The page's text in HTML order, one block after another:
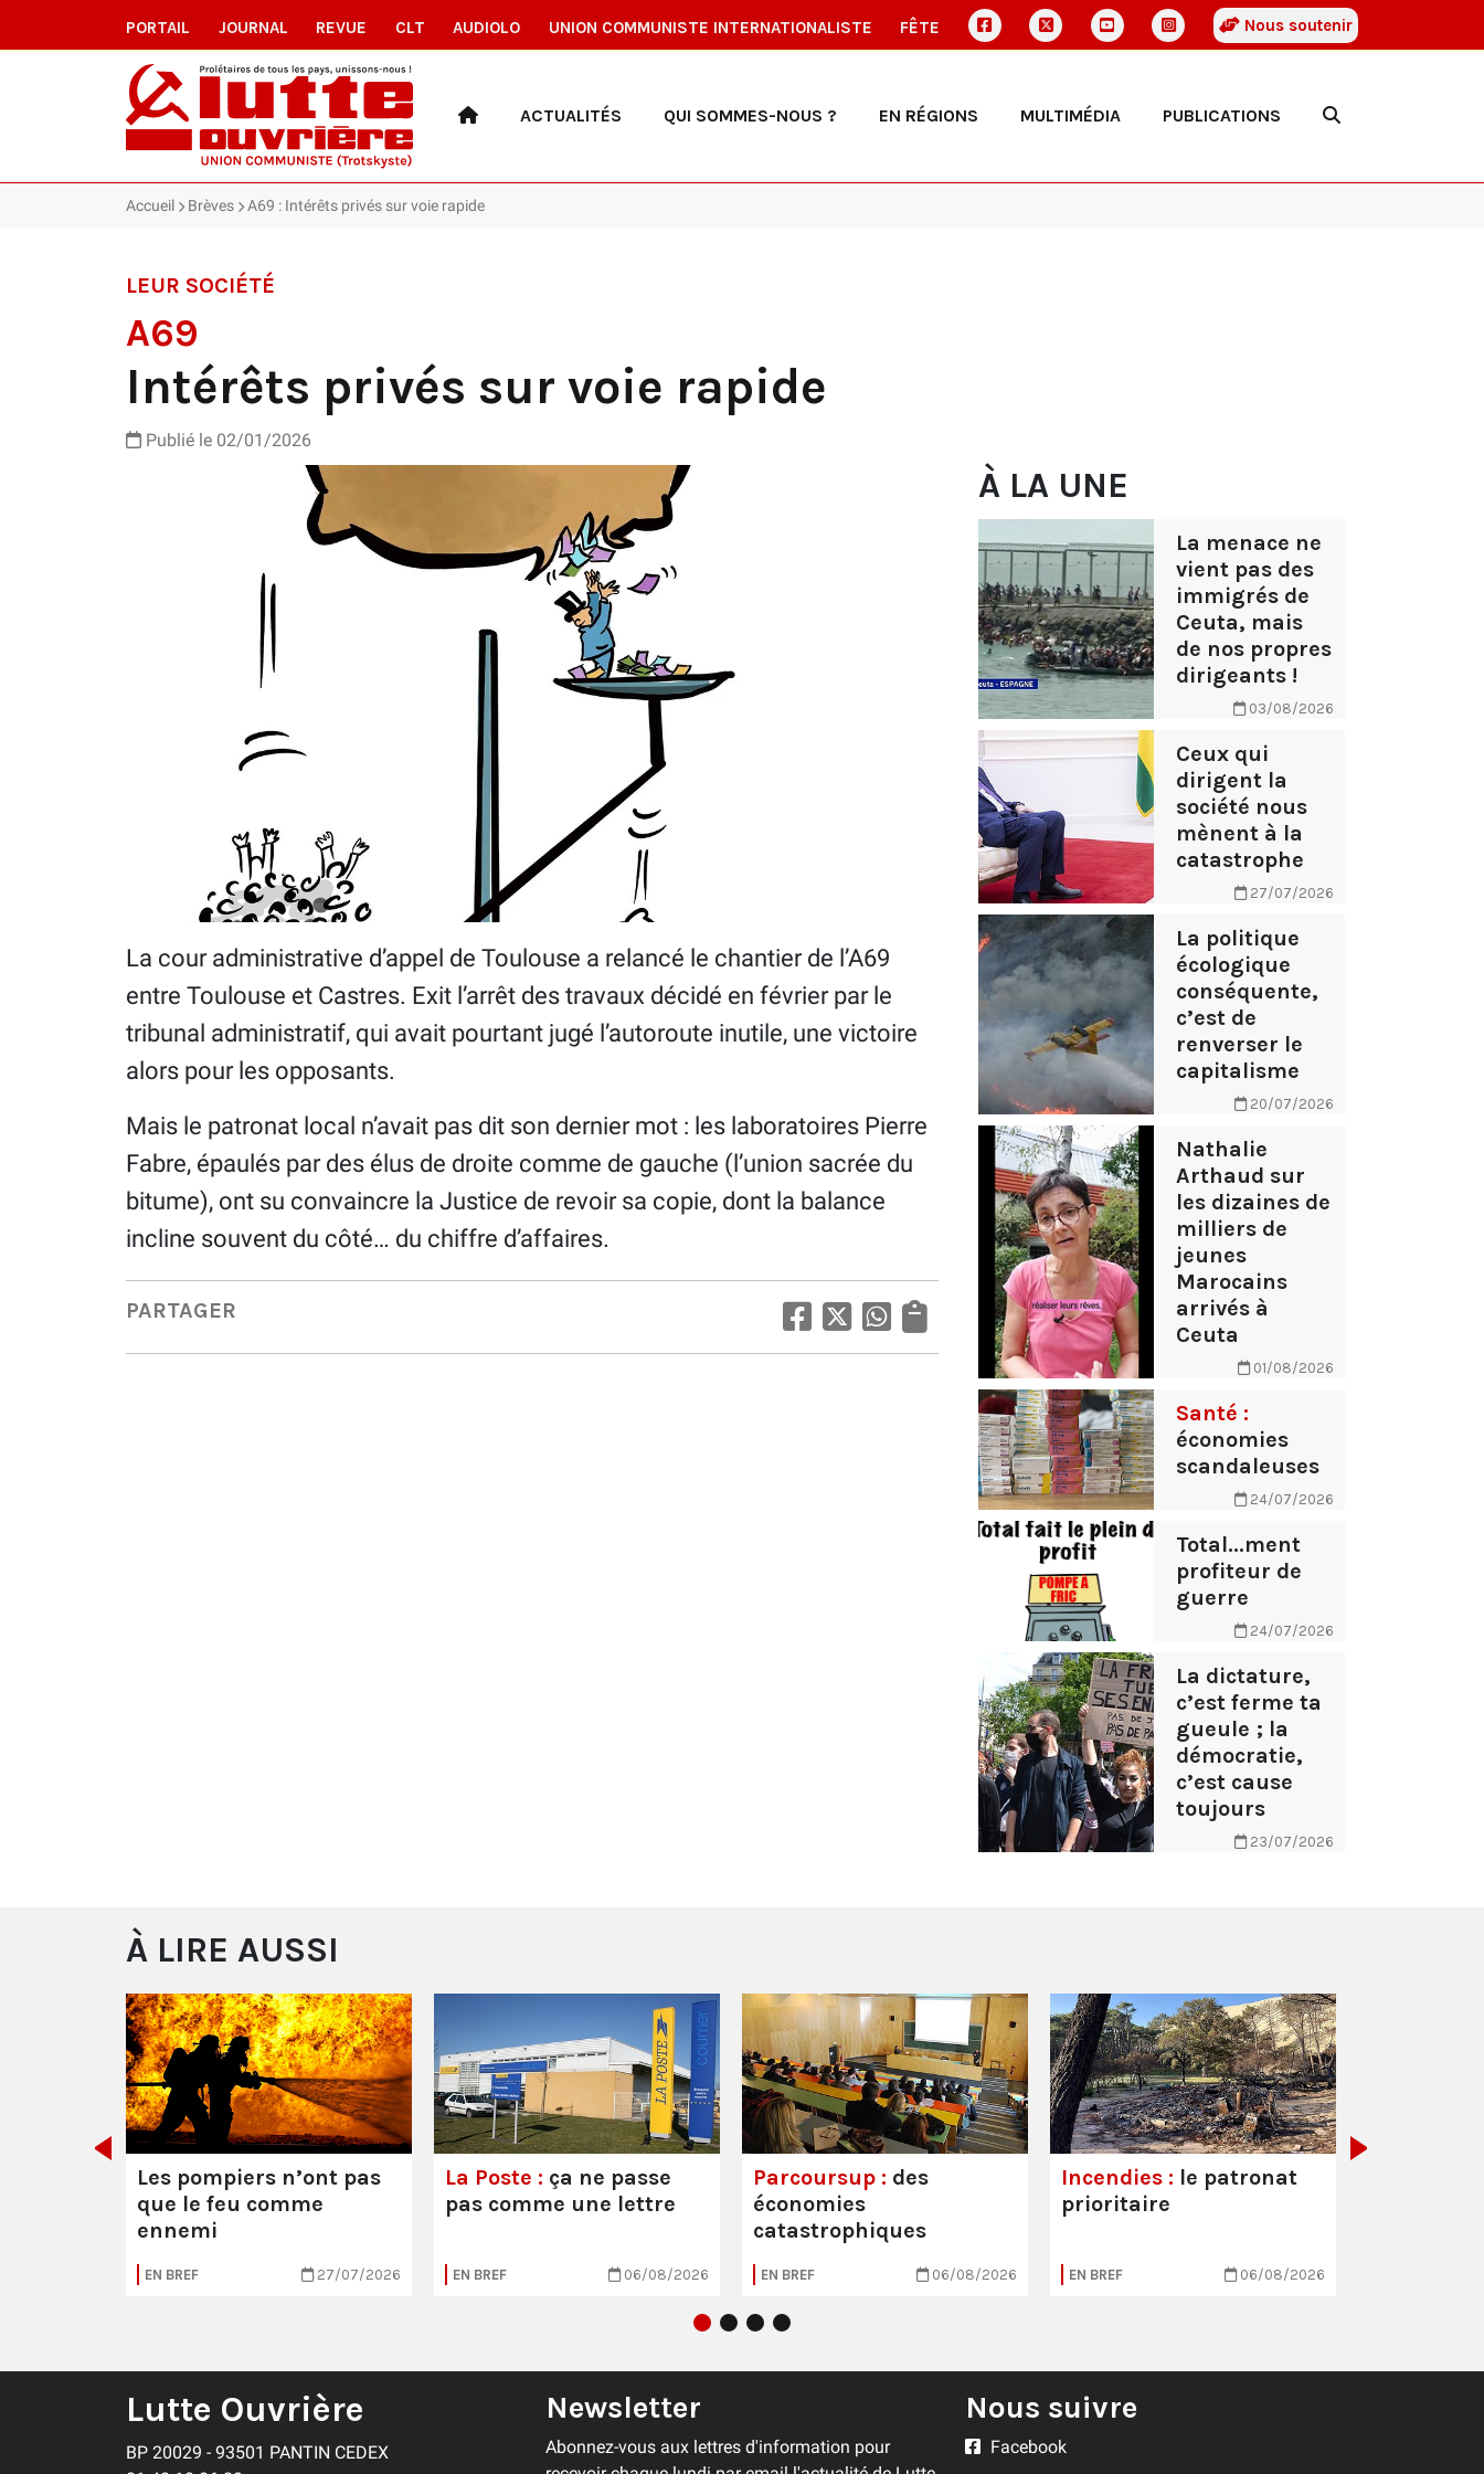
PORTAIL JOURNAL REVUE CLT AUDIOLO UNION COMMUNISTE INTERNATIONALISTE FÊTE Nous soutenir
ACTUALITÉS QUI SOMMES-NOUS ? EN RÉGIONS MULTIMÉDIA PUBLICATIONS
Accueil Brèves A69 : Intérêts privés sur voie rapide
LEUR SOCIÉTÉ
A69
Intérêts privés sur voie rapide
Publié le 02/01/2026
​La cour administrative d’appel de Toulouse a relancé le chantier de l’A69
entre Toulouse et Castres. Exit l’arrêt des travaux décidé en février par le
tribunal administratif, qui avait pourtant jugé l’autoroute inutile, une victoire
alors pour les opposants.
​Mais le patronat local n’avait pas dit son dernier mot : les laboratoires Pierre
Fabre, épaulés par des élus de droite comme de gauche (l’union sacrée du
bitume), ont su convaincre la Justice de revoir sa copie, dont la balance
incline souvent du côté… du chiffre d’affaires.
PARTAGER
À LA UNE
La menace ne
vient pas des
immigrés de
Ceuta, mais
de nos propres
dirigeants !
03/08/2026
Ceux qui
dirigent la
société nous
mènent à la
catastrophe
27/07/2026
La politique
écologique
conséquente,
c’est de
renverser le
capitalisme
20/07/2026
Nathalie
Arthaud sur
les dizaines de
milliers de
jeunes
Marocains
arrivés à
Ceuta
01/08/2026
Santé :
économies
scandaleuses
24/07/2026
Total...ment
profiteur de
guerre
24/07/2026
La dictature,
c’est ferme ta
gueule ; la
démocratie,
c’est cause
toujours
23/07/2026
À LIRE AUSSI
Les pompiers n’ont pas
que le feu comme
ennemi
EN BREF 27/07/2026
La Poste : ça ne passe
pas comme une lettre
EN BREF 06/08/2026
Parcoursup : des
économies
catastrophiques
EN BREF 06/08/2026
Incendies : le patronat
prioritaire
EN BREF 06/08/2026
Lutte Ouvrière
BP 20029 - 93501 PANTIN CEDEX
Newsletter
Abonnez-vous aux lettres d'information pour
Nous suivre
Facebook